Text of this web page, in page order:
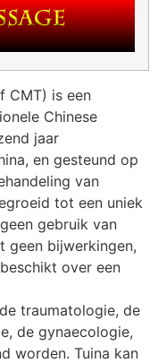
CMT) is een
Chinese
jaar
en gesteund op
van
tot een uniek
gebruik van
geen bijwerkingen,
over een
traumatologie, de
de gynaecologie,
worden. Tuina kan